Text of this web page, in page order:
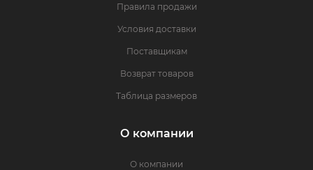
Правила продажи
Условия доставки
Поставщикам
Возврат товаров
Таблица размеров
О компании
О компании